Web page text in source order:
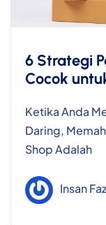
6 Strategi
Cocok
Ketika Anda
Daring,
Shop Adalah
Insan